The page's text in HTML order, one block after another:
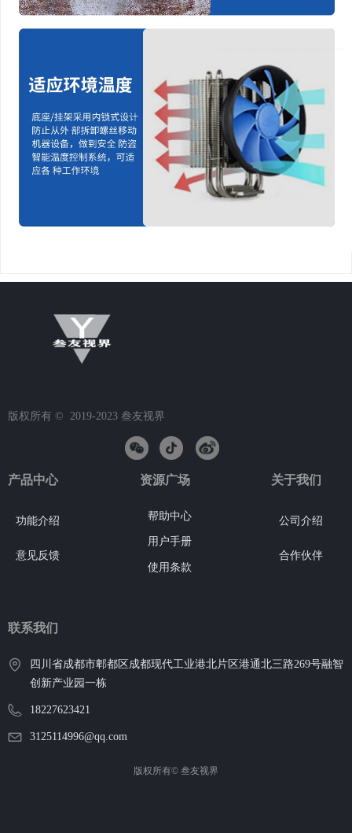
版权所有© 叁友视界
版权所有 ©  2019-2023 叁友视界
产品中心
功能介绍
意见反馈
帮助中心
用户手册
使用条款
资源广场
公司介绍
合作伙伴
关于我们
联系我们
四川省成都市郫都区成都现代工业港北片区港通北三路269号融智
创新产业园一栋
18227623421
3125114996@qq.com